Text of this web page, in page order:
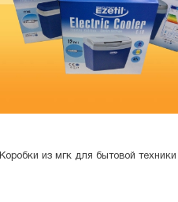
Коробки из мгк для бытовой техники